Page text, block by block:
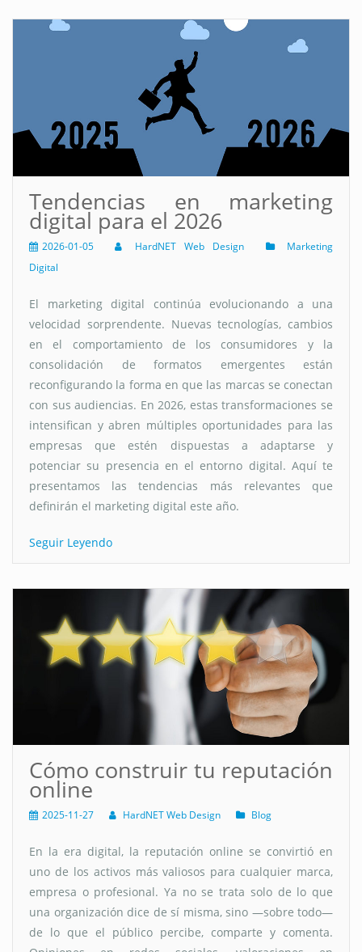
Tendencias en marketing
digital para el 2026
2026-01-05 HardNET Web Design
Marketing
Digital
El marketing digital continúa evolucionando a una
velocidad sorprendente. Nuevas tecnologías, cambios
en el comportamiento de los consumidores y la
consolidación de formatos emergentes están
reconfigurando la forma en que las marcas se conectan
con sus audiencias. En 2026, estas transformaciones se
intensifican y abren múltiples oportunidades para las
empresas que estén dispuestas a adaptarse y
potenciar su presencia en el entorno digital. Aquí te
presentamos las tendencias más relevantes que
definirán el marketing digital este año.
Seguir Leyendo
Cómo construir tu reputación
online
2025-11-27 HardNET Web Design Blog
En la era digital, la reputación online se convirtió en
uno de los activos más valiosos para cualquier marca,
empresa o profesional. Ya no se trata solo de lo que
una organización dice de sí misma, sino —sobre todo—
de lo que el público percibe, comparte y comenta.